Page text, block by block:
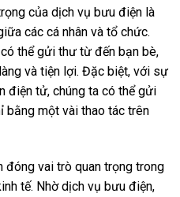
của dịch vụ bưu điện là
các cá nhân và tổ chức.
thể gửi thư từ đến bạn bè,
và tiện lợi. Đặc biệt, với sự
điện tử, chúng ta có thể gửi
bằng một vài thao tác trên
đóng vai trò quan trọng trong
tế. Nhờ dịch vụ bưu điện,